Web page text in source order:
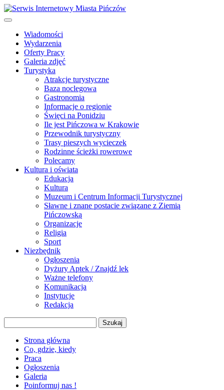
Wiadomości
Wydarzenia
Oferty Pracy
Galeria zdjęć
Turystyka
Atrakcje turystyczne
Baza noclegowa
Gastronomia
Informacje o regionie
Święci na Ponidziu
Ile jest Pińczowa w Krakowie
Przewodnik turystyczny
Trasy pieszych wycieczek
Rodzinne ścieżki rowerowe
Polecamy
Kultura i oświata
Edukacja
Kultura
Muzeum i Centrum Informacji Turystycznej
Sławne i znane postacie związane z Ziemią
Pińczowską
Organizacje
Religia
Sport
Niezbędnik
Ogłoszenia
Dyżury Aptek / Znajdź lek
Ważne telefony
Komunikacja
Instytucje
Redakcja
Strona główna
Co, gdzie, kiedy
Praca
Ogłoszenia
Galeria
Poinformuj nas !